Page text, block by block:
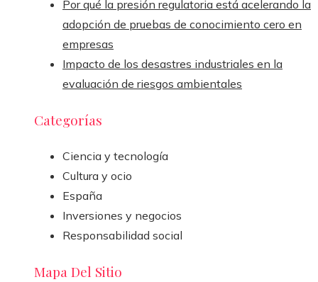
Por qué la presión regulatoria está acelerando la
adopción de pruebas de conocimiento cero en
empresas
Impacto de los desastres industriales en la
evaluación de riesgos ambientales
Categorías
Ciencia y tecnología
Cultura y ocio
España
Inversiones y negocios
Responsabilidad social
Mapa Del Sitio